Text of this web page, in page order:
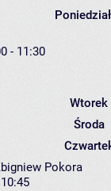
- 11:30
Wtorek
Środa
Pokora